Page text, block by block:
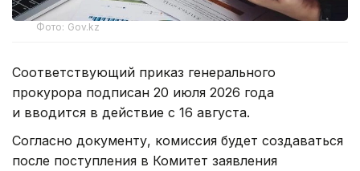
Фото: Gov.kz
Соответствующий приказ генерального
прокурора подписан 20 июля 2026 года
и вводится в действие с 16 августа.
Согласно документу, комиссия будет создаваться
после поступления в Комитет заявления